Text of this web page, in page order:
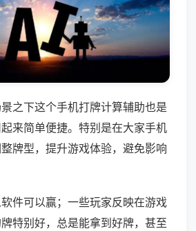
之下这个手机打牌计算辅助也是
来简单便捷。特别是在大家手机
牌型，提升游戏体验，避免影响
件可以赢；一些玩家反映在游戏
特别好，总是能拿到好牌，甚至